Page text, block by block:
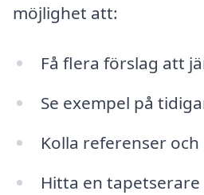
möjlighet att:
Få flera förslag att
Se exempel på
Kolla referenser och
Hitta en